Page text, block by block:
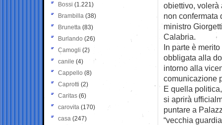
obiettivo, volerà
non confermata
ministro
Calabria.
In parte è
obbligata alla
intorno alla
comunicazione
E quella
si aprirà
puntare a
“vecchia
Bossi (1.221)
Brambilla (38)
Brunetta (83)
Burlando (26)
Camogli (2)
canile (4)
Cappello (8)
Caprotti (2)
Caritas (6)
carovita (170)
casa (247)